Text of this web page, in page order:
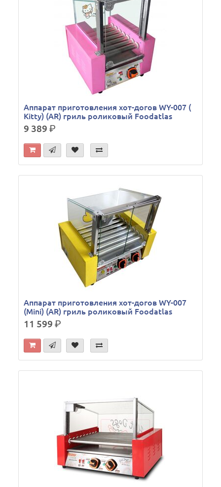
Аппарат приготовления хот-догов WY-007 (
Kitty) (AR) гриль роликовый Foodatlas
9 389р.
Аппарат приготовления хот-догов WY-007
(Mini) (AR) гриль роликовый Foodatlas
11 599р.